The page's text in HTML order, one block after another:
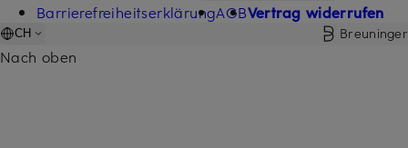
BarrierefreiheitserklärungAGBVertrag widerrufen
CH Breuninger
Nach oben